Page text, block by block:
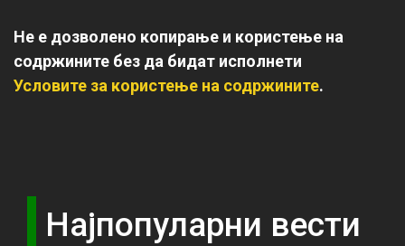
Не е дозволено копирање и користење на
содржините без да бидат исполнети
Условите за користење на содржините.
Најпопуларни вести